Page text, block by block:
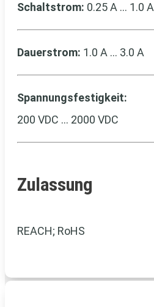
Schaltstrom: 0.25 A … 1.0 A
Dauerstrom: 1.0 A … 3.0 A
Spannungsfestigkeit:
200 VDC … 2000 VDC
Zulassung
REACH; RoHS